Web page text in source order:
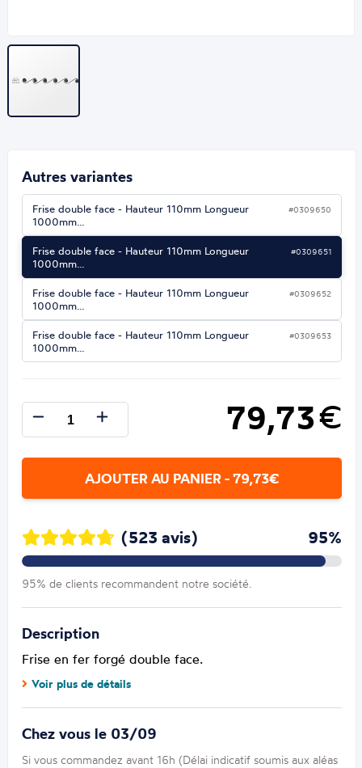
Autres variantes
Frise double face - Hauteur 110mm Longueur
1000mm…
#0309650
Frise double face - Hauteur 110mm Longueur
1000mm…
#0309651
Frise double face - Hauteur 110mm Longueur
1000mm…
#0309652
Frise double face - Hauteur 110mm Longueur
1000mm…
#0309653
79,73€
AJOUTER AU PANIER - 79,73€
(523 avis) 95%
95% de clients recommandent notre société.
Description
Frise en fer forgé double face.
Voir plus de détails
Chez vous le 03/09
Si vous commandez avant 16h (Délai indicatif soumis aux aléas